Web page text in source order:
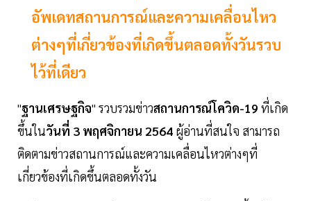
อัพเดทสถานการณ์และความเคลื่อนไหว
ต่างๆที่เกี่ยวข้องที่เกิดขึ้นตลอดทั้งวันรวบ
ไว้ที่เดียว
"ฐานเศรษฐกิจ" รวบรวมข่าวสถานการณ์โควิด-19 ที่เกิด
ขึ้นในวันที่ 3 พฤศจิกายน 2564 ผู้อ่านที่สนใจ สามารถ
ติดตามข่าวสถานการณ์และความเคลื่อนไหวต่างๆที่
เกี่ยวข้องที่เกิดขึ้นตลอดทั้งวัน